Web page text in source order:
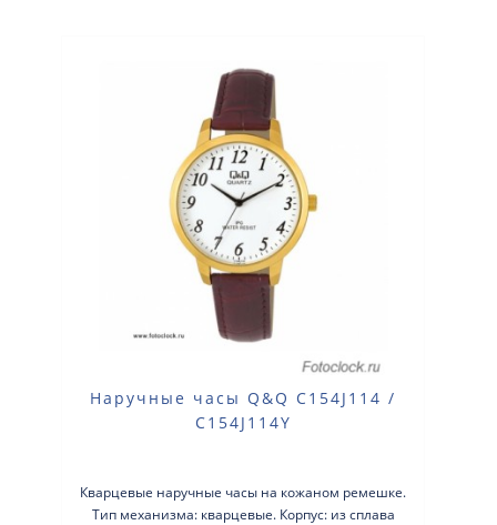
Наручные часы Q&Q C154J114 /
C154J114Y
Кварцевые наручные часы на кожаном ремешке.
Тип механизма: кварцевые. Корпус: из сплава